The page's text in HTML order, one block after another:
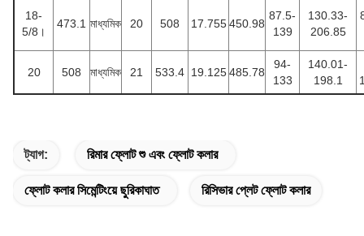
18-
5/8।
473.1 মাধ্যমিক 20 508 17.755 450.98
87.5-
139
130.33-
206.85
20 508 মাধ্যমিক 21 533.4 19.125 485.78
94-
133
140.01-
198.1
ট্যাগ: রিমার ফ্লোট শু এবং ফ্লোট কলার
ফ্লোট কলার সিমেন্টিংয়ে ছুরিকাঘাত রিসিভার প্লেট ফ্লোট কলার